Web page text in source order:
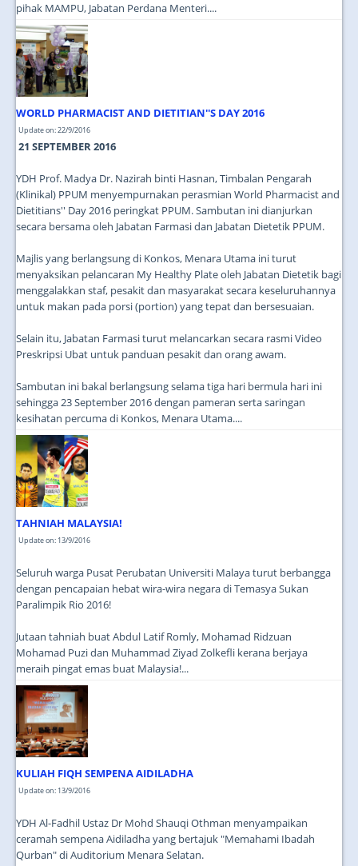
pihak MAMPU, Jabatan Perdana Menteri....
WORLD PHARMACIST AND DIETITIAN''S DAY 2016
Update on: 22/9/2016
21 SEPTEMBER 2016
YDH Prof. Madya Dr. Nazirah binti Hasnan, Timbalan Pengarah
(Klinikal) PPUM menyempurnakan perasmian World Pharmacist and
Dietitians'' Day 2016 peringkat PPUM. Sambutan ini dianjurkan
secara bersama oleh Jabatan Farmasi dan Jabatan Dietetik PPUM.
Majlis yang berlangsung di Konkos, Menara Utama ini turut
menyaksikan pelancaran My Healthy Plate oleh Jabatan Dietetik bagi
menggalakkan staf, pesakit dan masyarakat secara keseluruhannya
untuk makan pada porsi (portion) yang tepat dan bersesuaian.
Selain itu, Jabatan Farmasi turut melancarkan secara rasmi Video
Preskripsi Ubat untuk panduan pesakit dan orang awam.
Sambutan ini bakal berlangsung selama tiga hari bermula hari ini
sehingga 23 September 2016 dengan pameran serta saringan
kesihatan percuma di Konkos, Menara Utama....
TAHNIAH MALAYSIA!
Update on: 13/9/2016
Seluruh warga Pusat Perubatan Universiti Malaya turut berbangga
dengan pencapaian hebat wira-wira negara di Temasya Sukan
Paralimpik Rio 2016!
Jutaan tahniah buat Abdul Latif Romly, Mohamad Ridzuan
Mohamad Puzi dan Muhammad Ziyad Zolkefli kerana berjaya
meraih pingat emas buat Malaysia!...
KULIAH FIQH SEMPENA AIDILADHA
Update on: 13/9/2016
YDH Al-Fadhil Ustaz Dr Mohd Shauqi Othman menyampaikan
ceramah sempena Aidiladha yang bertajuk "Memahami Ibadah
Qurban" di Auditorium Menara Selatan.